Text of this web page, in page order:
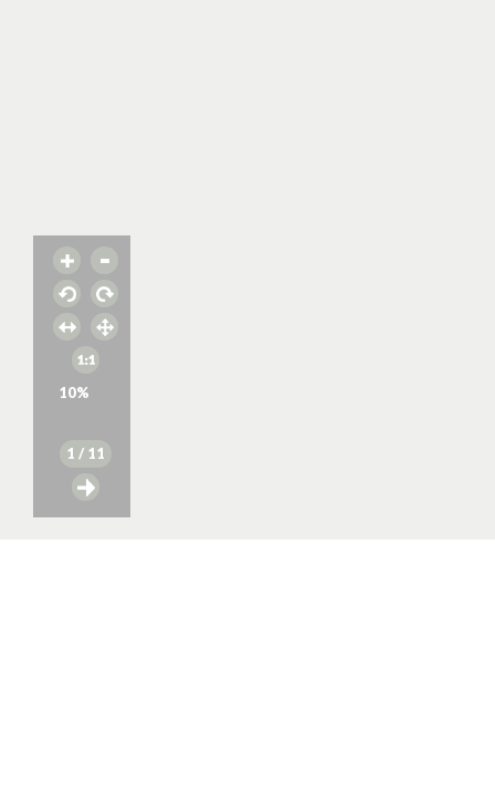
10%
1 / 11